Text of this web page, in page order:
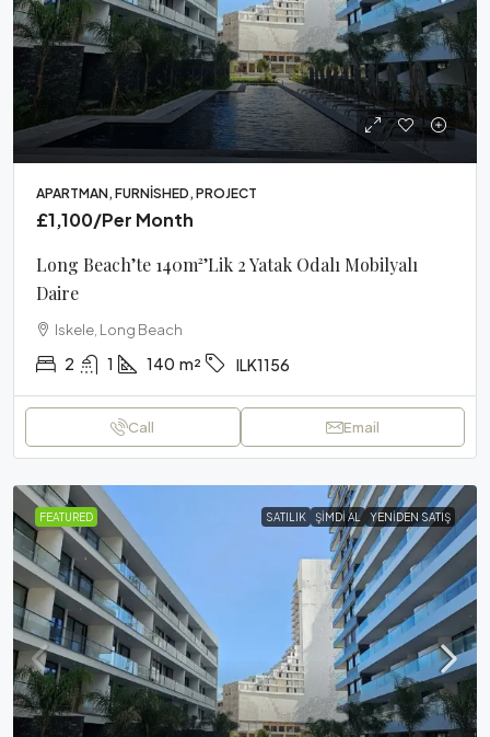
APARTMAN, FURNISHED, PROJECT
£1,100/Per Month
Long Beach’te 140m²’lik 2 Yatak Odalı Mobilyalı
Daire
Iskele, Long Beach
2 1 140 m² ILK1156
Call Email
FEATURED SATILIK ŞIMDI AL YENIDEN SATIŞ